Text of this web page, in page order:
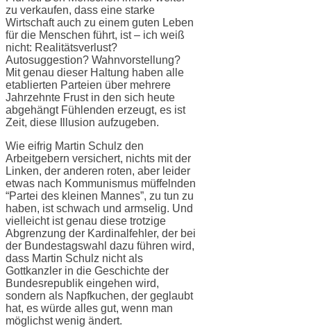
zu verkaufen, dass eine starke
Wirtschaft auch zu einem guten Leben
für die Menschen führt, ist – ich weiß
nicht: Realitätsverlust?
Autosuggestion? Wahnvorstellung?
Mit genau dieser Haltung haben alle
etablierten Parteien über mehrere
Jahrzehnte Frust in den sich heute
abgehängt Fühlenden erzeugt, es ist
Zeit, diese Illusion aufzugeben.
Wie eifrig Martin Schulz den
Arbeitgebern versichert, nichts mit der
Linken, der anderen roten, aber leider
etwas nach Kommunismus müffelnden
“Partei des kleinen Mannes”, zu tun zu
haben, ist schwach und armselig. Und
vielleicht ist genau diese trotzige
Abgrenzung der Kardinalfehler, der bei
der Bundestagswahl dazu führen wird,
dass Martin Schulz nicht als
Gottkanzler in die Geschichte der
Bundesrepublik eingehen wird,
sondern als Napfkuchen, der geglaubt
hat, es würde alles gut, wenn man
möglichst wenig ändert.